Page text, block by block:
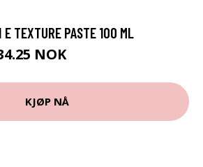
E TEXTURE PASTE 100 ML
NOK
KJØP NÅ